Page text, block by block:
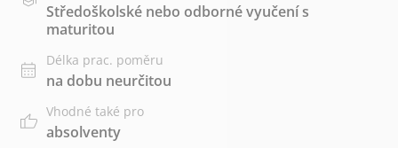
Středoškolské nebo odborné vyučení s
maturitou
Délka prac. poměru
na dobu neurčitou
Vhodné také pro
absolventy